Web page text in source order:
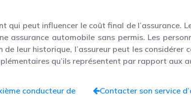
qui peut influencer le coût final de l’assurance.
assurance automobile sans permis. Les
leur historique, l’assureur peut les considérer
qu’ils représentent par rapport aux
conducteur de
Contacter son service